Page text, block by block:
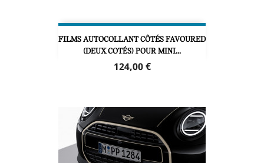
FILMS AUTOCOLLANT CÔTÉS FAVOURED
(DEUX COTÉS) POUR MINI...
Prix
124,00 €